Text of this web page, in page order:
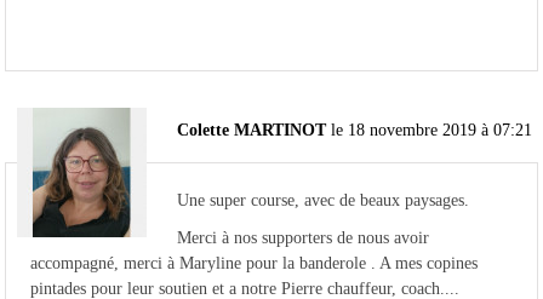
Colette MARTINOT le 18 novembre 2019 à 07:21
Une super course, avec de beaux paysages.
Merci à nos supporters de nous avoir
accompagné, merci à Maryline pour la banderole . A mes copines
pintades pour leur soutien et a notre Pierre chauffeur, coach....